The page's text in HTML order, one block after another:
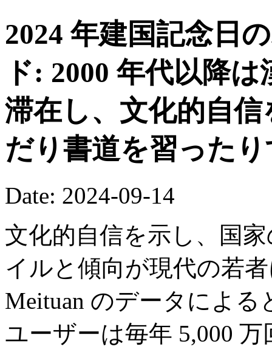
2024 年建国記念日
ド: 2000 年代以降
滞在し、文化的自
だり書道を習った
Date: 2024-09-14
文化的自信を示し、国
イルと傾向が現代の若
Meituan のデータによ
ユーザーは毎年 5,000